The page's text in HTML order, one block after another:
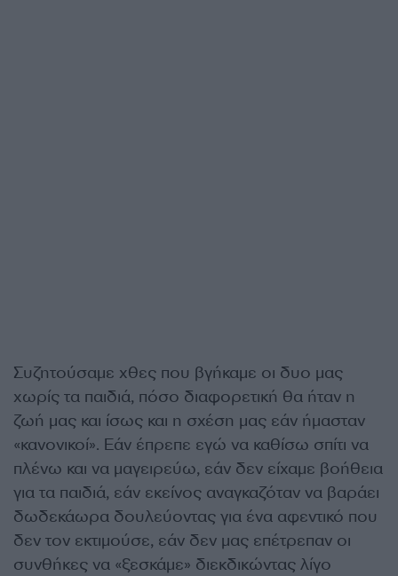
Συζητούσαμε χθες που βγήκαμε οι δυο μας
χωρίς τα παιδιά, πόσο διαφορετική θα ήταν η
ζωή μας και ίσως και η σχέση μας εάν ήμασταν
«κανονικοί». Εάν έπρεπε εγώ να καθίσω σπίτι να
πλένω και να μαγειρεύω, εάν δεν είχαμε βοήθεια
για τα παιδιά, εάν εκείνος αναγκαζόταν να βαράει
δωδεκάωρα δουλεύοντας για ένα αφεντικό που
δεν τον εκτιμούσε, εάν δεν μας επέτρεπαν οι
συνθήκες να «ξεσκάμε» διεκδικώντας λίγο